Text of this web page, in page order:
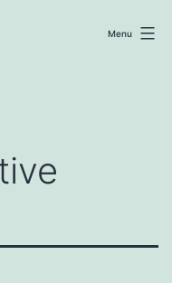
Menu